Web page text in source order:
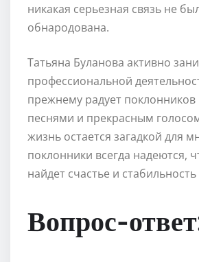
никакая серьезная связь не
обнародована.
Татьяна Буланова активно
профессиональной
прежнему радует
песнями и прекрасным
жизнь остается загадкой для
поклонники всегда надеются,
найдет счастье и
Вопрос-